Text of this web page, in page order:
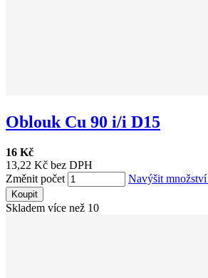
Oblouk Cu 90 i/i D15
16 Kč
13,22 Kč bez DPH
Změnit počet
Navýšit množství
Koupit
Skladem více než 10